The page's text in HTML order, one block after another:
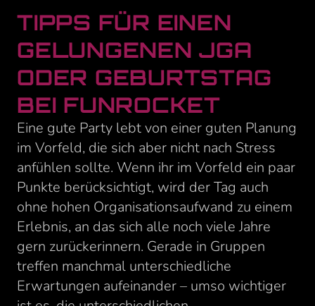
TIPPS FÜR EINEN
GELUNGENEN JGA
ODER GEBURTSTAG
BEI FUNROCKET
Eine gute Party lebt von einer guten Planung
im Vorfeld, die sich aber nicht nach Stress
anfühlen sollte. Wenn ihr im Vorfeld ein paar
Punkte berücksichtigt, wird der Tag auch
ohne hohen Organisationsaufwand zu einem
Erlebnis, an das sich alle noch viele Jahre
gern zurückerinnern. Gerade in Gruppen
treffen manchmal unterschiedliche
Erwartungen aufeinander – umso wichtiger